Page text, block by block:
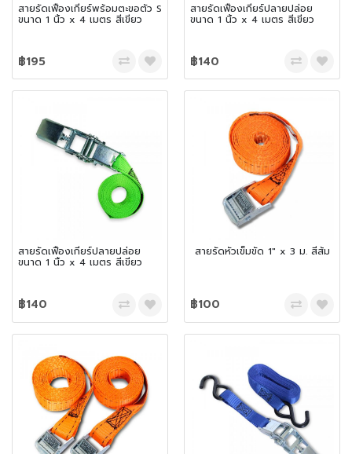
สายรัดเฟืองเกียร์พร้อมตะขอตัว S
ขนาด 1 นิ้ว x 4 เมตร สีเขียว
฿195
สายรัดเฟืองเกียร์ปลายปล่อย
ขนาด 1 นิ้ว x 4 เมตร สีเขียว
฿140
สายรัดเฟืองเกียร์ปลายปล่อย
ขนาด 1 นิ้ว x 4 เมตร สีเขียว
฿140
สายรัดหัวเข็มขัด 1″ x 3 ม. สีส้ม
฿100